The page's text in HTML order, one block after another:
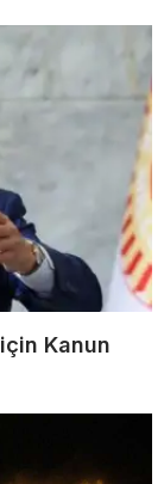
Kanun